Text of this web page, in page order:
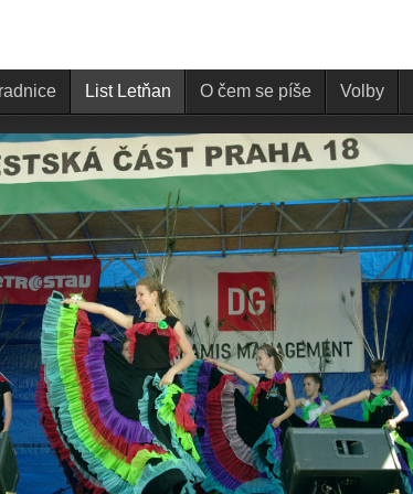
List Letňan O čem se píše Volby